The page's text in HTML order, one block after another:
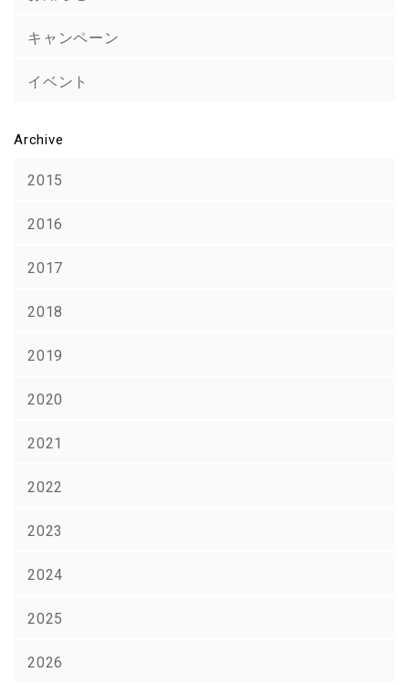
キャンペーン
イベント
Archive
2015
2016
2017
2018
2019
2020
2021
2022
2023
2024
2025
2026